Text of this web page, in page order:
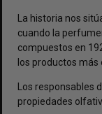
La historia nos
cuando la
compuestos en
los productos
Los responsables
propiedades